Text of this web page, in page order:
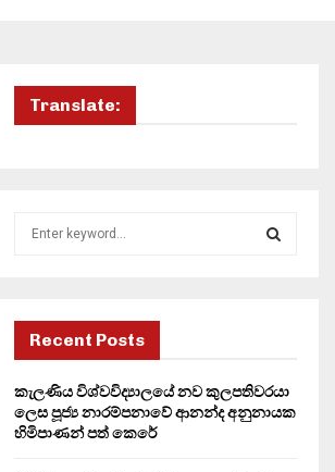
Translate:
f
r
:
R
Recent Posts
කැලණිය විශ්වවිද්‍යාලයේ නව කුලපතිවරයා
ලෙස පූජ්‍ය නාරම්පනාවේ ආනන්ද අනුනායක
හිමිපාණන් පත් කෙරේ